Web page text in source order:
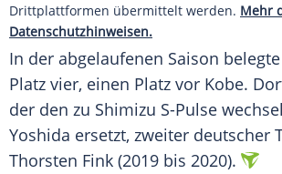
Drittplattformen übermittelt werden. Mehr
Datenschutzhinweisen.
In der abgelaufenen Saison
Platz vier, einen Platz vor Kobe.
der den zu Shimizu S-Pulse
Yoshida ersetzt, zweiter deutscher
Thorsten Fink (2019 bis 2020).